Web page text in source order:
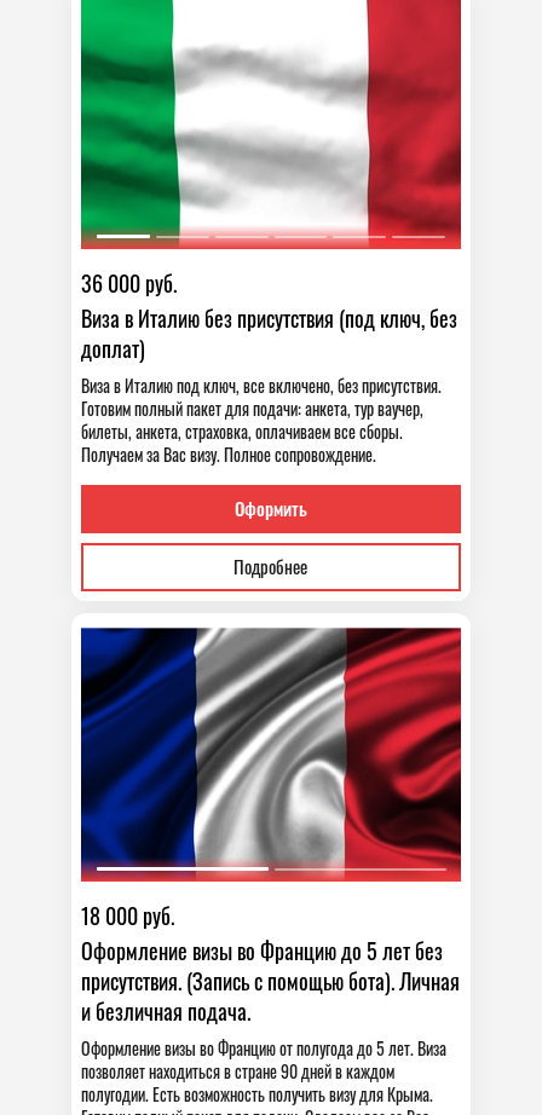
36 000 руб.
Виза в Италию без присутствия (под ключ, без
доплат)
Виза в Италию под ключ, все включено, без присутствия.
Готовим полный пакет для подачи: анкета, тур ваучер,
билеты, анкета, страховка, оплачиваем все сборы.
Получаем за Вас визу. Полное сопровождение.
Оформить
Подробнее
18 000 руб.
Оформление визы во Францию до 5 лет без
присутствия. (Запись с помощью бота). Личная
и безличная подача.
Оформление визы во Францию от полугода до 5 лет. Виза
позволяет находиться в стране 90 дней в каждом
полугодии. Есть возможность получить визу для Крыма.